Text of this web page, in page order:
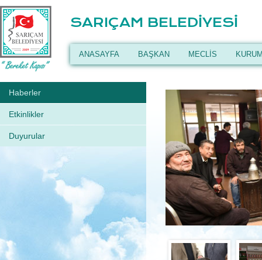
SARIÇAM BELEDİYESİ
ANASAYFA BAŞKAN MECLİS
Haberler
Etkinlikler
Duyurular